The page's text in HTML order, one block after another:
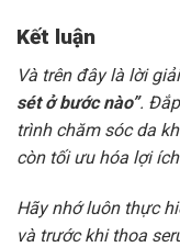
Kết luận
Và trên đây là lời
sét ở bước nào”.
trình chăm sóc da
còn tối ưu hóa lợi
Hãy nhớ luôn thực
và trước khi thoa